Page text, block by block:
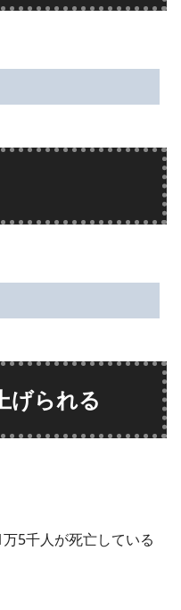
げられる
5千人が死亡している